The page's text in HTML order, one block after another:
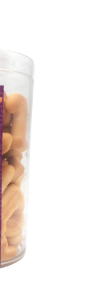
結，可透過四大超商／
顯示為準，若有關於
聯繫「AFTEE先享後付
support/home
享後付」服務完成之交
易相關給付款項請求債
之同意方可使用
，本公司不負相關責
用戶狀況，依本公司即
，本公司將視審查結果
發現惡意使用之情形，
並採取法律行動。